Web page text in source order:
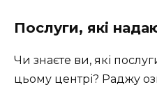
Послуги, які
Чи знаєте ви, які
цьому центрі? Раджу